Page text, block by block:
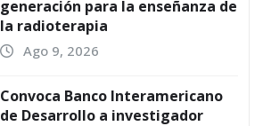
generación para la enseñanza de
la radioterapia
Ago 9, 2026
Convoca Banco Interamericano
de Desarrollo a investigador